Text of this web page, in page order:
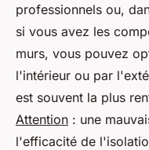
professionnels ou,
si vous avez les
murs, vous pouvez
l'intérieur ou par
est souvent la plus
Attention : une
l'efficacité de